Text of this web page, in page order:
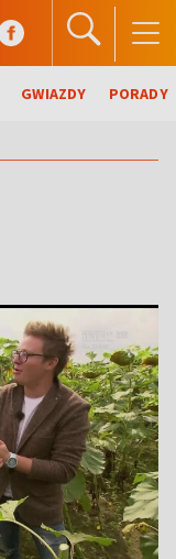
GWIAZDY PORADY